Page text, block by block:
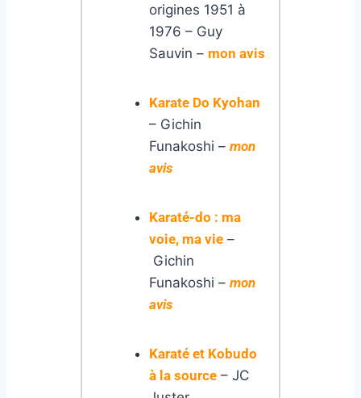
origines 1951 à
1976 – Guy
Sauvin – mon avis
Karate Do Kyohan
– Gichin
Funakoshi – mon
avis
Karaté-do : ma
voie, ma vie–
Gichin
Funakoshi – mon
avis
Karaté et Kobudo
à la source– JC